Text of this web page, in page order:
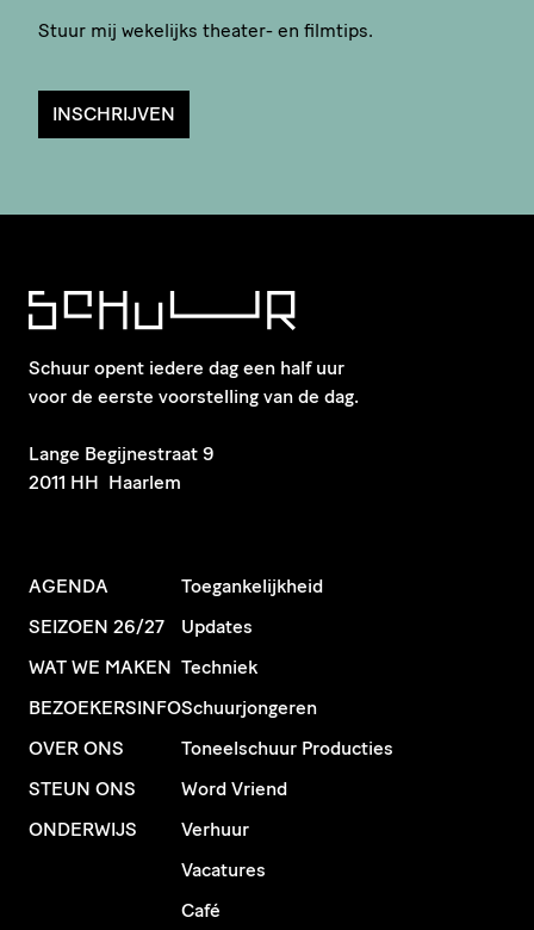
Stuur mij wekelijks theater- en filmtips.
INSCHRIJVEN
Schuur opent iedere dag een half uur
voor de eerste voorstelling van de dag.
​Lange Begijnestraat 9
2011 HH Haarlem
AGENDA
SEIZOEN 26/27
WAT WE MAKEN
BEZOEKERSINFO
OVER ONS
STEUN ONS
ONDERWIJS
Toegankelijkheid
Updates
Techniek
Schuurjongeren
Toneelschuur Producties
Word Vriend
Verhuur
Vacatures
Café